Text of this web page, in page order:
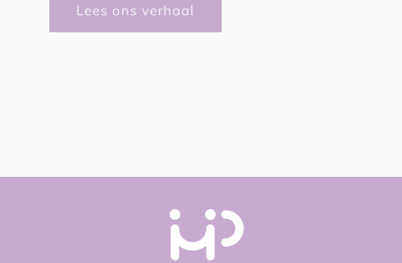
Lees ons verhaal